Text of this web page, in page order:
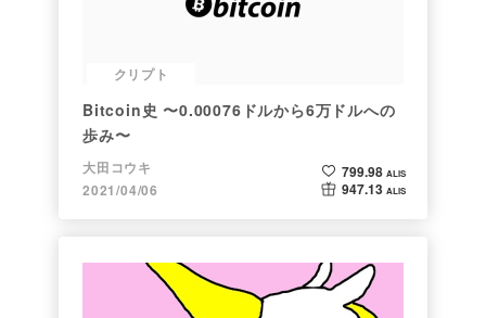
クリプト
Bitcoin史 〜0.00076ドルから6万ドルへの
歩み〜
大田コウキ
2021/04/06
799.98 ALIS
947.13 ALIS